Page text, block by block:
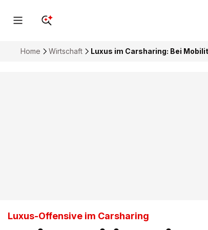
Home Wirtschaft Luxus im Carsharing: Bei
Luxus-Offensive im Carsharing